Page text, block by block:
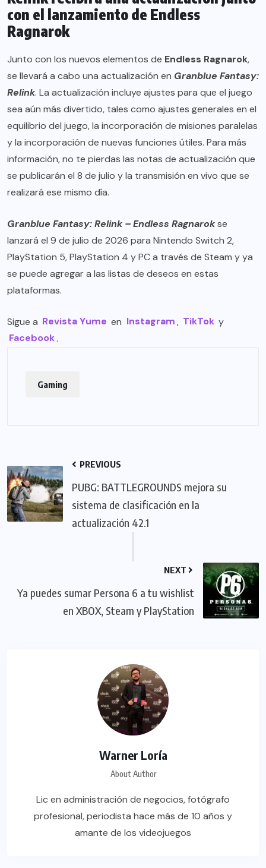
con el lanzamiento de Endless
Ragnarok
Junto con los nuevos elementos de Endless Ragnarok,
se llevará a cabo una actualización en Granblue Fantasy:
Relink. La actualización incluye ajustes para que el juego
sea aún más divertido, tales como ajustes generales en el
equilibrio del juego, la incorporación de misiones paralelas
y la incorporación de nuevas funciones útiles. Para más
información, no te pierdas las notas de actualización que
se publicarán el 8 de julio y la transmisión en vivo que se
realizará ese mismo día.
Granblue Fantasy: Relink – Endless Ragnarokse
lanzará el 9 de julio de 2026 para Nintendo Switch 2,
PlayStation 5,PlayStation 4 y PC a través de Steam y ya
se puede agregar a las listas de deseos en estas
plataformas.
Sigue a Revista Yume en Instagram, TikTok y
Facebook.
Gaming
PREVIOUS
PUBG: BATTLEGROUNDS mejora su
sistema de clasificación en la
actualización 42.1
NEXT
Ya puedes sumar Persona 6 a tu wishlist
en XBOX, Steam y PlayStation
Warner Loría
About Author
Lic en administración de negocios, fotógrafo
profesional, periodista hace más de 10 años y
amante de los videojuegos